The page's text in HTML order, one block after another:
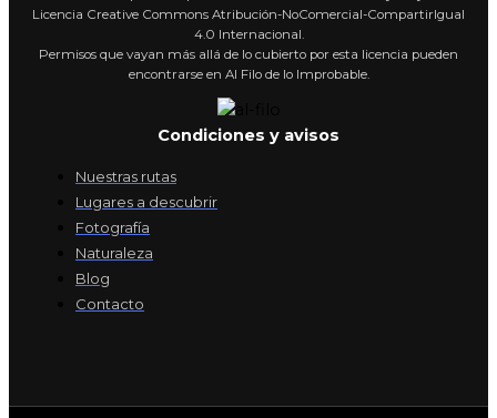
Licencia Creative Commons Atribución-NoComercial-CompartirIgual
4.0 Internacional.
Permisos que vayan más allá de lo cubierto por esta licencia pueden
encontrarse en Al Filo de lo Improbable.
Condiciones y avisos
Nuestras rutas
Lugares a descubrir
Fotografía
Naturaleza
Blog
Contacto